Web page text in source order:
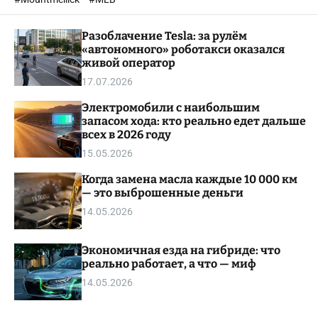
o
r
Разоблачение Tesla: за рулём
«автономного» роботакси оказался
живой оператор
17.07.2026
Электромобили с наибольшим
запасом хода: кто реально едет дальше
всех в 2026 году
15.05.2026
Когда замена масла каждые 10 000 км
— это выброшенные деньги
14.05.2026
Экономичная езда на гибриде: что
реально работает, а что — миф
14.05.2026